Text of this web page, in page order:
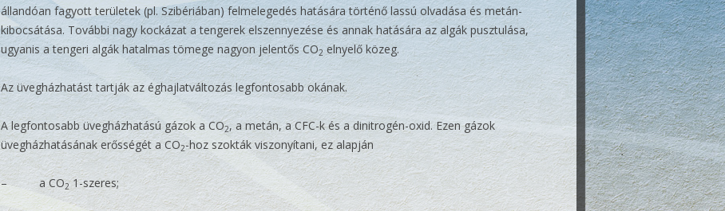
állandóan fagyott területek (pl. Szibériában) felmelegedés hatására történő lassú olvadása és metán-
kibocsátása. További nagy kockázat a tengerek elszennyezése és annak hatására az algák pusztulása,
ugyanis a tengeri algák hatalmas tömege nagyon jelentős CO2 elnyelő közeg.
Az üvegházhatást tartják az éghajlatváltozás legfontosabb okának.
A legfontosabb üvegházhatású gázok a CO2, a metán, a CFC-k és a dinitrogén-oxid. Ezen gázok
üvegházhatásának erősségét a CO2-hoz szokták viszonyítani, ez alapján
– a CO21-szeres;